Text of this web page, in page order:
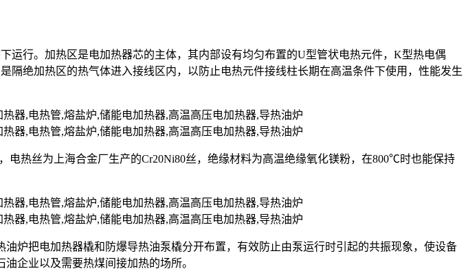
运行。加热区是电加热器芯的主体，其内部设有均匀布置的U型管状电热元件，K型热电偶
隔绝加热区的热气体进入接线区内，以防止电热元件接线柱长期在高温条件下使用，性能发生
电热丝为上海合金厂生产的Cr20Ni80丝，绝缘材料为高温绝缘氧化镁粉，在800℃时也能保持
炉把电加热器橇和防爆导热油泵橇分开布置，有效防止由泵运行时引起的共振现象，使设备
企业以及需要热煤间接加热的场所。